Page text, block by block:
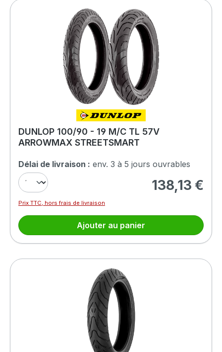
DUNLOP 100/90 - 19 M/C TL 57V
ARROWMAX STREETSMART
Délai de livraison : env. 3 à 5 jours ouvrables
Prix régulier :
138,13 €
Prix TTC, hors frais de livraison
Ajouter au panier